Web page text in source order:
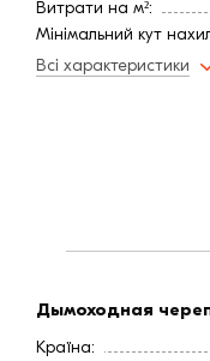
Витрати на м²:
Мінімальний кут
Колір
Всі характеристики
Дымоходная
Країна: